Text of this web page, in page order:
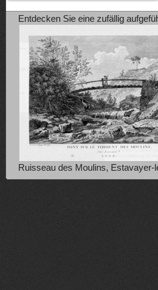
Entdecken Sie eine zufällig
Ruisseau des Moulins, Estavayer-